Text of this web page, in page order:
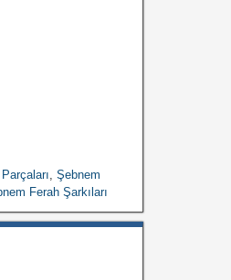
, Şebnem
Ferah Şarkıları